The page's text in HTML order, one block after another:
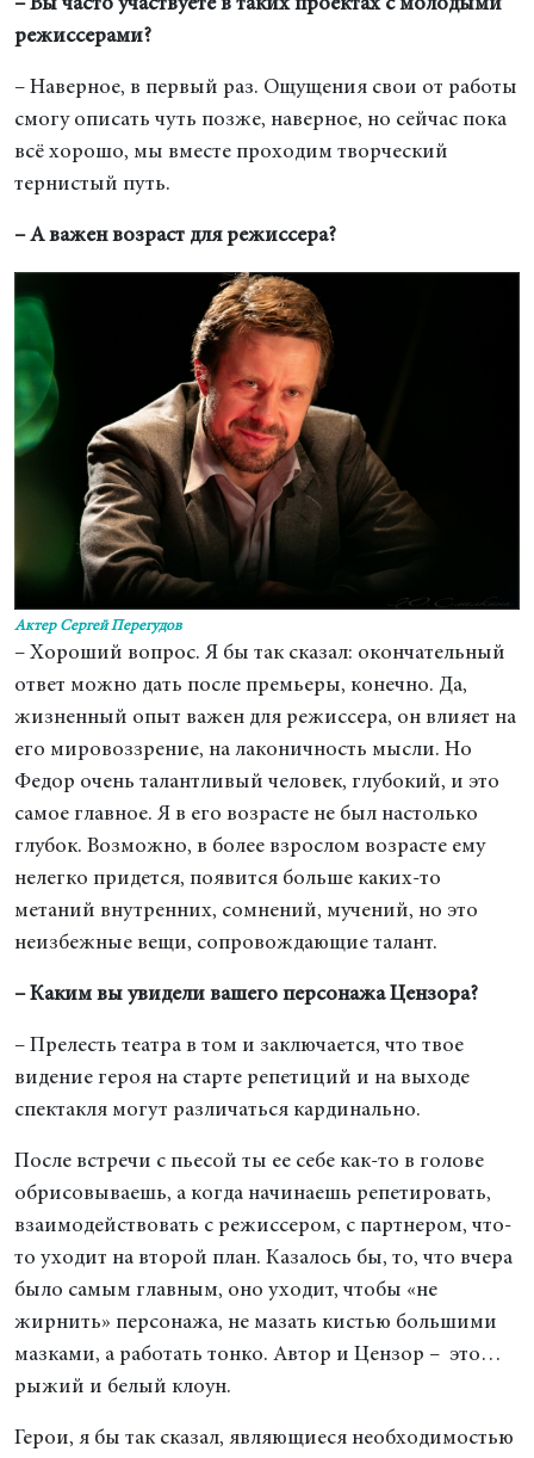
– Вы часто участвуете в таких проектах с молодыми
режиссерами?
– Наверное, в первый раз. Ощущения свои от работы
смогу описать чуть позже, наверное, но сейчас пока
всё хорошо, мы вместе проходим творческий
тернистый путь.
– А важен возраст для режиссера?
Актер Сергей Перегудов
– Хороший вопрос. Я бы так сказал: окончательный
ответ можно дать после премьеры, конечно. Да,
жизненный опыт важен для режиссера, он влияет на
его мировоззрение, на лаконичность мысли. Но
Федор очень талантливый человек, глубокий, и это
самое главное. Я в его возрасте не был настолько
глубок. Возможно, в более взрослом возрасте ему
нелегко придется, появится больше каких-то
метаний внутренних, сомнений, мучений, но это
неизбежные вещи, сопровождающие талант.
– Каким вы увидели вашего персонажа Цензора?
– Прелесть театра в том и заключается, что твое
видение героя на старте репетиций и на выходе
спектакля могут различаться кардинально.
После встречи с пьесой ты ее себе как-то в голове
обрисовываешь, а когда начинаешь репетировать,
взаимодействовать с режиссером, с партнером, что-
то уходит на второй план. Казалось бы, то, что вчера
было самым главным, оно уходит, чтобы «не
жирнить» персонажа, не мазать кистью большими
мазками, а работать тонко. Автор и Цензор – это…
рыжий и белый клоун.
Герои, я бы так сказал, являющиеся необходимостью